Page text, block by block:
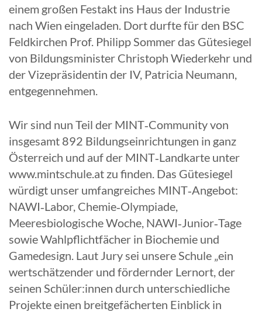
einem großen Festakt ins Haus der Industrie
nach Wien eingeladen. Dort durfte für den BSC
Feldkirchen Prof. Philipp Sommer das Gütesiegel
von Bildungsminister Christoph Wiederkehr und
der Vizepräsidentin der IV, Patricia Neumann,
entgegennehmen.
Wir sind nun Teil der MINT‑Community von
insgesamt 892 Bildungseinrichtungen in ganz
Österreich und auf der MINT‑Landkarte unter
www.mintschule.at zu finden. Das Gütesiegel
würdigt unser umfangreiches MINT‑Angebot:
NAWI‑Labor, Chemie‑Olympiade,
Meeresbiologische Woche, NAWI‑Junior‑Tage
sowie Wahlpflichtfächer in Biochemie und
Gamedesign. Laut Jury sei unsere Schule „ein
wertschätzender und fördernder Lernort, der
seinen Schüler:innen durch unterschiedliche
Projekte einen breitgefächerten Einblick in